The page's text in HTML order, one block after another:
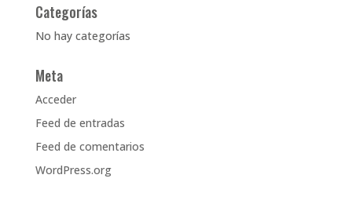
Categorías
No hay categorías
Meta
Acceder
Feed de entradas
Feed de comentarios
WordPress.org